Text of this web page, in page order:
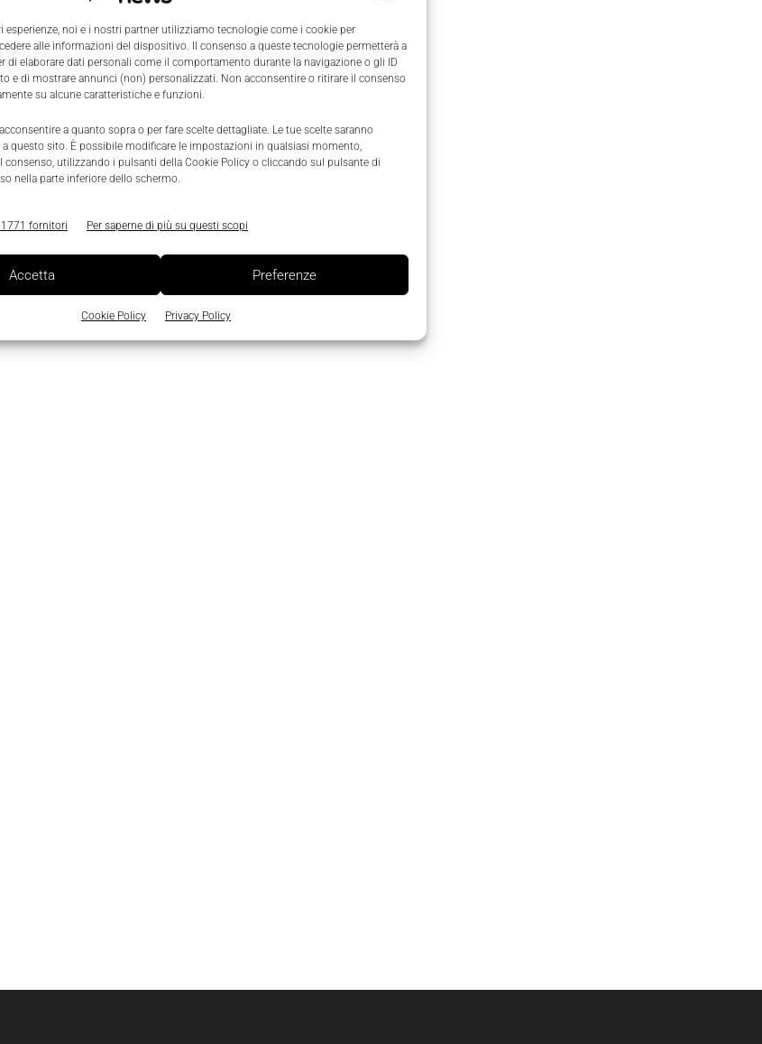
esperienze, noi e i nostri partner utilizziamo tecnologie come i cookie per
alle informazioni del dispositivo. Il consenso a queste tecnologie permetterà a
di elaborare dati personali come il comportamento durante la navigazione o gli ID
e di mostrare annunci (non) personalizzati. Non acconsentire o ritirare il consenso
su alcune caratteristiche e funzioni.
a quanto sopra o per fare scelte dettagliate. Le tue scelte saranno
questo sito. È possibile modificare le impostazioni in qualsiasi momento,
utilizzando i pulsanti della Cookie Policy o cliccando sul pulsante di
nella parte inferiore dello schermo.
fornitori Per saperne di più su questi scopi
Accetta Preferenze
Cookie Policy Privacy Policy